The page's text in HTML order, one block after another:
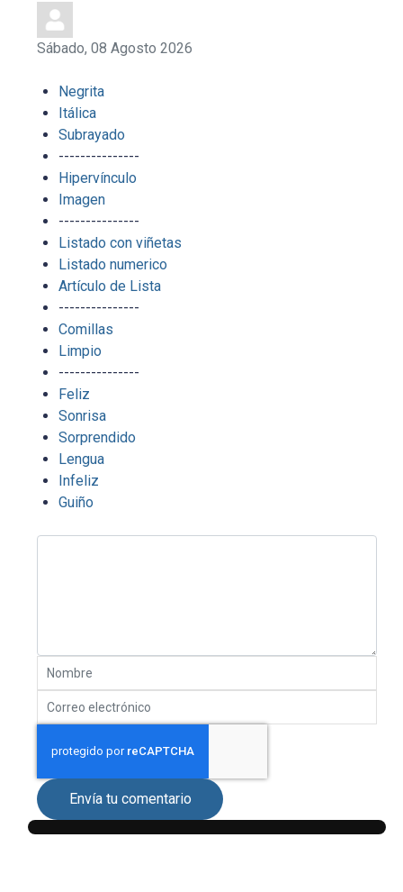
Sábado, 08 Agosto 2026
Negrita
Itálica
Subrayado
---------------
Hipervínculo
Imagen
---------------
Listado con viñetas
Listado numerico
Artículo de Lista
---------------
Comillas
Limpio
---------------
Feliz
Sonrisa
Sorprendido
Lengua
Infeliz
Guiño
Envía tu comentario